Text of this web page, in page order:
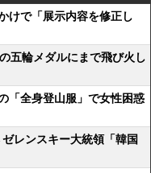
けで「展示内容を修正し
五輪メダルにまで飛び火し
「全身登山服」で女性困惑
レンスキー大統領「韓国